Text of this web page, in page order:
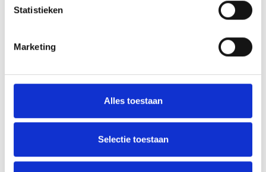
Statistieken
Marketing
Alles toestaan
Selectie toestaan
Overwinning op Mierlo Hout
Word jij de volgende Pupil van de Week bij BlauwGeel?
CATEGORIEËN